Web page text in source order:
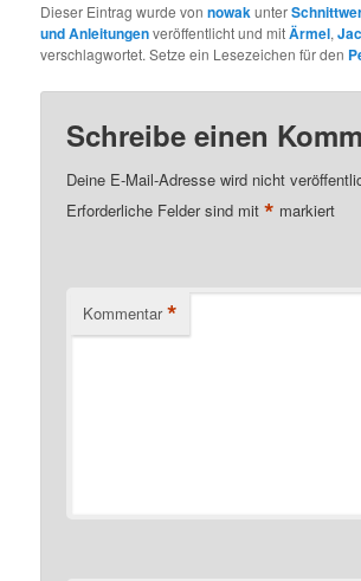
Dieser Eintrag wurde vonnowakunter
und Anleitungenveröffentlicht und mitÄrmel,
verschlagwortet. Setze ein Lesezeichen für den
Schreibe einen
Deine E-Mail-Adresse wird nicht
Erforderliche Felder sind mit* markiert
Kommentar *